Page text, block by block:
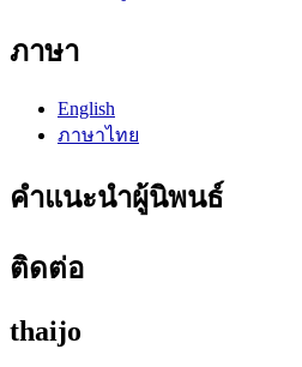
ภาษา
English
ภาษาไทย
คำแนะนำผู้นิพนธ์
ติดต่อ
thaijo